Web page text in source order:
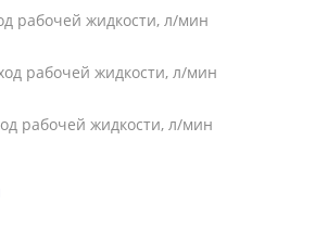
рабочей жидкости, л/мин
рабочей жидкости, л/мин
рабочей жидкости, л/мин